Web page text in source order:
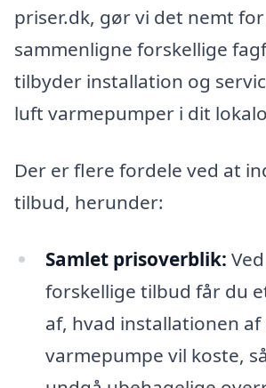
priser.dk, gør vi det nemt
sammenligne forskellige
tilbyder installation og
luft varmepumper i dit
Der er flere fordele ved at
tilbud, herunder:
Samlet prisoverblik:
forskellige tilbud får du
af, hvad installationen af
varmepumpe vil koste,